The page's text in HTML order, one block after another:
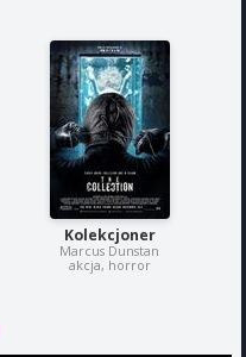
Kolekcjoner
Marcus Dunstan
akcja, horror